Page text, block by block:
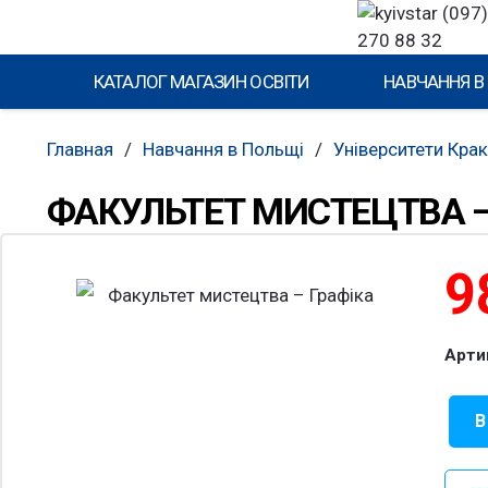
270 88 32
КАТАЛОГ МАГАЗИН ОСВІТИ НАВЧАННЯ
Главная / Навчання в Польщі / Університети
ФАКУЛЬТЕТ МИСТЕЦТВА